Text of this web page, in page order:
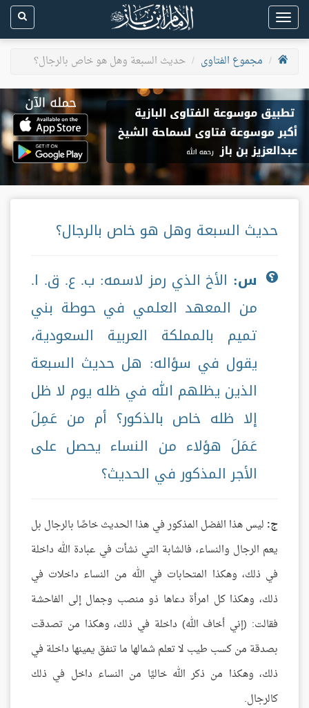
Toggle
navigation
مجموع الفتاوى
حديث السبعة وهل هو خاص بالرجال؟
حديث السبعة وهل هو خاص بالرجال؟
س: الأخ الذي رمز لاسمه: ب. ع. ق. ا.
من المعهد العلمي في حوطة بني
تميم بالمملكة العربية السعودية،
يقول في سؤاله: هل حديث السبعة
الذين يظلهم الله في ظله يوم لا ظل
إلا ظله خاص بالذكور؟ أم من عَمِلَ
عَمَلَ هؤلاء من النساء يحصل على
الأجر المذكور في الحديث؟
ج: ليس هذا الفضل المذكور في هذا الحديث خاصًا بالرجال بل
يعم الرجال والنساء، فالشابة التي نشأت في عبادة الله داخلة
في ذلك، وهكذا المتحابات في الله من النساء داخلات في
ذلك، وهكذا كل امرأة دعاها ذو منصب وجمال إلى الفاحشة
فقالت: (إني أخاف الله) داخلة في ذلك، وهكذا من تصدقت
بصدقة من كسب طيب لا تعلم شمالها ما تنفق يمينها داخلة في
ذلك، وهكذا من ذكر الله خاليًا من النساء داخل في ذلك
كالرجال.